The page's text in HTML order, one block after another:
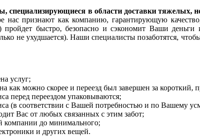
в области доставки тяжелых,
нас признают как компанию, гарантирующую
пройдет быстро, безопасно и сэкономит Ваши
не ухудшается). Наши специалисты позаботятся,
услуг;
как можно скорее и переезд был завершен за короткий,
перед переездом упаковываются;
(в соответствии с Вашей потребностью и по Вашему
Вас от любых связанных с этим забот;
компании до минимального;
и других вещей.